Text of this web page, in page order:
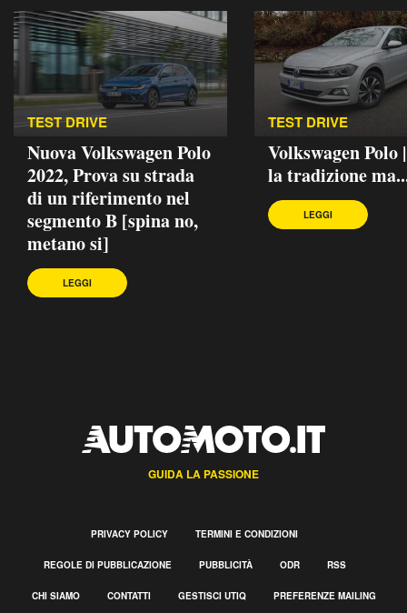
TEST DRIVE
Nuova Volkswagen Polo
2022, Prova su strada
di un riferimento nel
segmento B [spina no,
metano si]
LEGGI
TEST DRIVE
Volkswagen Polo
la tradizione
LEGGI
GUIDA LA PASSIONE
PRIVACY POLICY TERMINI E CONDIZIONI
REGOLE DI PUBBLICAZIONE PUBBLICITÀ ODR RSS
CHI SIAMO CONTATTI GESTISCI UTIQ PREFERENZE MAILING